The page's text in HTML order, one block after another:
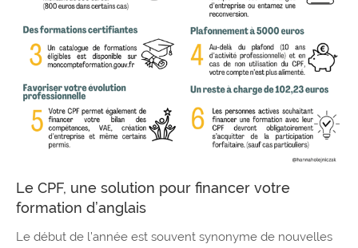
Le CPF, une solution pour financer votre
formation d’anglais
Le début de l’année est souvent synonyme de nouvelles